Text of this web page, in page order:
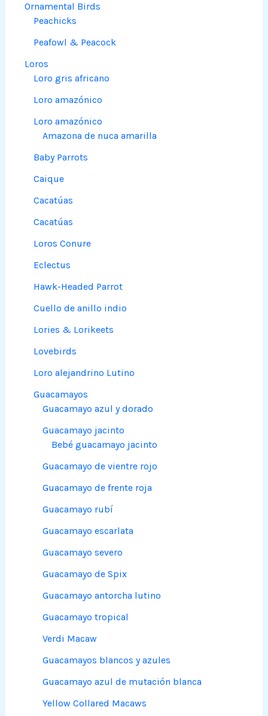
Ornamental Birds
Peachicks
Peafowl & Peacock
Loros
Loro gris africano
Loro amazónico
Loro amazónico
Amazona de nuca amarilla
Baby Parrots
Caique
Cacatúas
Cacatúas
Loros Conure
Eclectus
Hawk-Headed Parrot
Cuello de anillo indio
Lories & Lorikeets
Lovebirds
Loro alejandrino Lutino
Guacamayos
Guacamayo azul y dorado
Guacamayo jacinto
Bebé guacamayo jacinto
Guacamayo de vientre rojo
Guacamayo de frente roja
Guacamayo rubí
Guacamayo escarlata
Guacamayo severo
Guacamayo de Spix
Guacamayo antorcha lutino
Guacamayo tropical
Verdi Macaw
Guacamayos blancos y azules
Guacamayo azul de mutación blanca
Yellow Collared Macaws